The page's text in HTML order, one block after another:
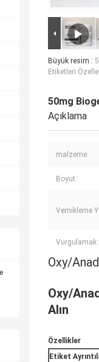
Büyük resim :
Etiketleri
50mg
Açıklama
malzeme:
Boyut:
Vernikleme
Vurgulamak:
Oxy/
Oxy/
Alın​
Özellikler
Etiket